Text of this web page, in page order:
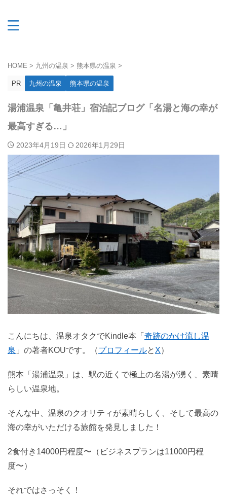
HOME > 九州の温泉 > 熊本県の温泉 >
PR 九州の温泉 熊本県の温泉
湯浦温泉「亀井荘」宿泊記ブログ「名湯と海の幸が
最高すぎる…」
2023年4月19日 2026年1月29日
こんにちは、温泉オタクでKindle本「 奇跡のかけ流し温
泉 」の著者KOUです。（プロフィールと X）
熊本「湯浦温泉」は、駅の近くで極上の名湯が湧く、素晴
らしい温泉地。
そんな中、温泉のクオリティが素晴らしく、そして最高の
海の幸がいただける旅館を発見しました！
2食付き14000円程度〜（ビジネスプランは11000円程
度〜）
それではさっそく！